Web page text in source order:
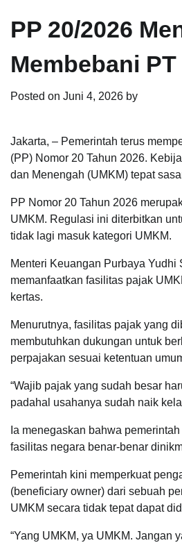
PP 20/2026
Membebani
Posted on Juni 4, 2026 by
Jakarta, – Pemerintah terus
(PP) Nomor 20 Tahun 2026.
dan Menengah (UMKM) tepat
PP Nomor 20 Tahun 2026
UMKM. Regulasi ini diterbitkan
tidak lagi masuk kategori UMKM.
Menteri Keuangan Purbaya
memanfaatkan fasilitas pajak
kertas.
Menurutnya, fasilitas pajak yang
membutuhkan dukungan untuk
perpajakan sesuai ketentuan
“Wajib pajak yang sudah besar
padahal usahanya sudah naik
Ia menegaskan bahwa
fasilitas negara benar-benar
Pemerintah kini memperkuat
(beneficiary owner) dari sebuah
UMKM secara tidak tepat dapat
“Yang UMKM, ya UMKM. Jangan